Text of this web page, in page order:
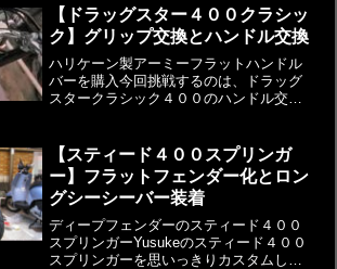
グローブBOXにも貼って行きたいと思い
ますただ、今回は先に...
【ドラッグスター４００クラシッ
ク】グリップ交換とハンドル交換
ハリケーン製アーミーフラットハンドル
バーを購入今回挑戦するのは、ドラッグ
スタークラシック４００のハンドル交換
しました一応、カタログでは、ノーマル
ワイヤー長で問題ないとの...
【スティード４００スプリンガ
ー】フラットフェンダー化とロン
グシーシーバー装着
ディープフェンダーのスティード４００
スプリンガーYusukeのスティード４００
スプリンガーを思いっきりカスタムして